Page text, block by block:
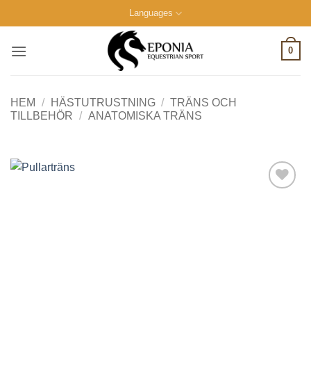
to
Languages
0
HEM / HÄSTUTRUSTNING / TRÄNS OCH
TILLBEHÖR / ANATOMISKA TRÄNS